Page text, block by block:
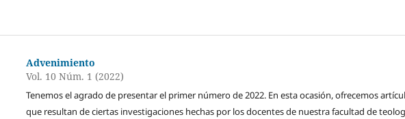
Advenimiento
Vol. 10 Núm. 1 (2022)
Tenemos el agrado de presentar el primer número de 2022. En esta ocasión, ofrecemos
que resultan de ciertas investigaciones hechas por los docentes de nuestra facultad de